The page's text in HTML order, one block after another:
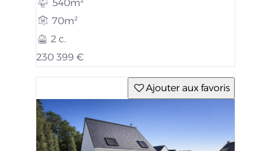
540m²
70m²
2 c.
230 399 €
Ajouter aux favoris